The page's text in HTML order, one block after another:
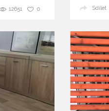
0
12651 Sdílet